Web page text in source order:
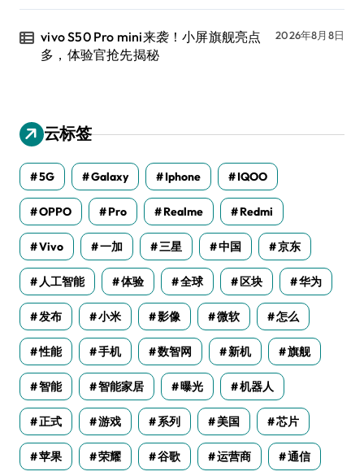
vivo S50 Pro mini来袭！小屏旗舰亮点
多，体验官抢先揭秘
2026年8月8日
云标签
5G Galaxy Iphone IQOO
OPPO Pro Realme Redmi
Vivo 一加 三星 中国 京东
人工智能 体验 全球 区块 华为
发布 小米 影像 微软 怎么
性能 手机 数智网 新机 旗舰
智能 智能家居 曝光 机器人
正式 游戏 系列 美国 芯片
苹果 荣耀 谷歌 运营商 通信